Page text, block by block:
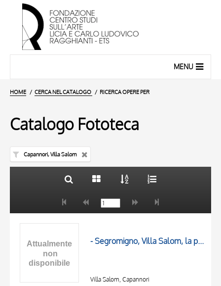
MENU
HOME CERCA NEL CATALOGO RICERCA OPERE PER
Catalogo Fototeca
Capannori, Villa Salom
AUTORE
LOCALIZZAZIONE
20 RISULTATI
- Segromigno, Villa Salom, la peschiera
Villa Salom, Capannori